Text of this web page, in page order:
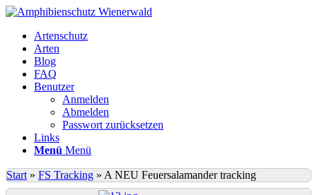
Artenschutz
Arten
Blog
FAQ
Benutzer
Anmelden
Abmelden
Passwort zurücksetzen
Links
Menü Menü
Start » FS Tracking » A NEU Feuersalamander tracking